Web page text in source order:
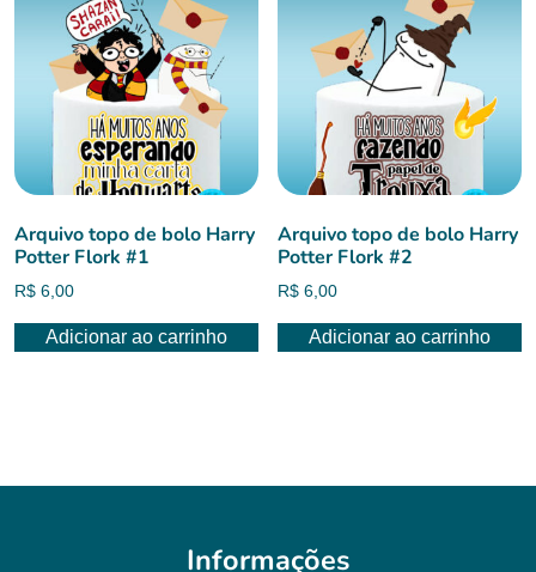
Arquivo topo de bolo Harry
Potter Flork #1
R$ 6,00
Adicionar ao carrinho
Arquivo topo de bolo Harry
Potter Flork #2
R$ 6,00
Adicionar ao carrinho
Informações